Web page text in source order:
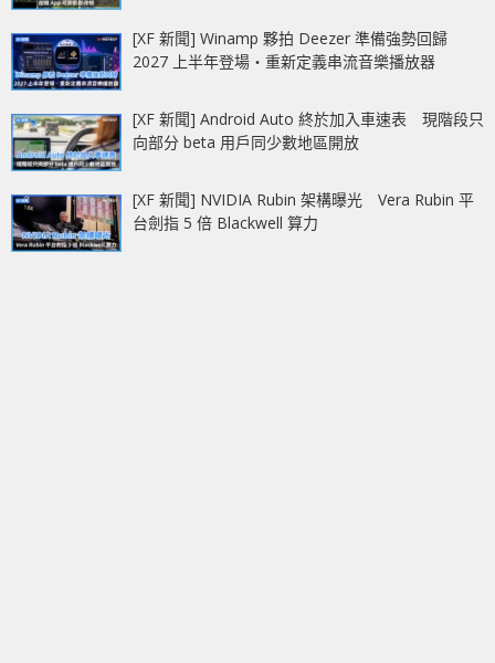
[XF 新聞] Winamp 夥拍 Deezer 準備強勢回歸
2027 上半年登場‧重新定義串流音樂播放器
[XF 新聞] Android Auto 終於加入車速表 現階段只
向部分 beta 用戶同少數地區開放
[XF 新聞] NVIDIA Rubin 架構曝光 Vera Rubin 平
台劍指 5 倍 Blackwell 算力